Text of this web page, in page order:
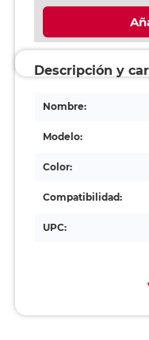
Descripción y
Nombre:
Modelo:
Color:
Compatibilidad:
UPC: